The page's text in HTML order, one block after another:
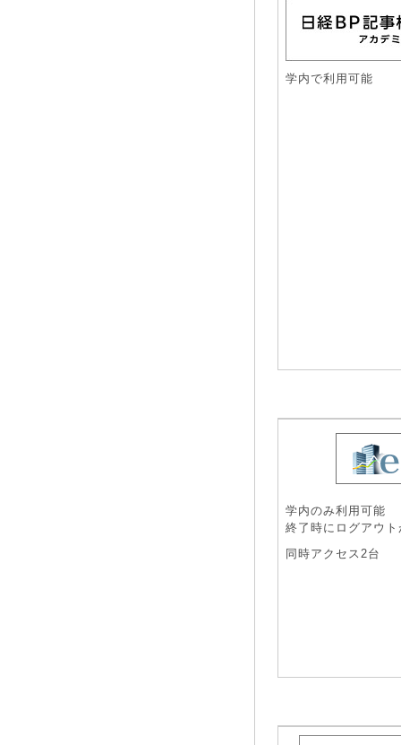
学内で利用可能
学内のみ利用可能
終了時にログアウ
同時アクセス2台